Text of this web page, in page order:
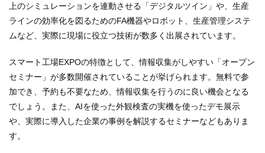
上のシミュレーションを連動させる「デジタルツイン」や、生産
ラインの効率化を図るためのFA機器やロボット、生産管理システ
ムなど、実際に現場に役立つ技術が数多く出展されています。
スマート工場EXPOの特徴として、情報収集がしやすい「オープン
セミナー」が多数開催されていることが挙げられます。無料で参
加でき、予約も不要なため、情報収集を行うのに良い機会となる
でしょう。また、AIを使った外観検査の実機を使ったデモ展示
や、実際に導入した企業の事例を解説するセミナーなどもありま
す。